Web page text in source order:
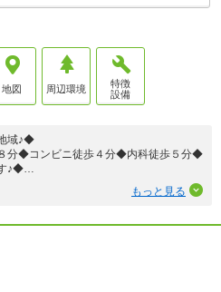
地図 周辺環境
特徴
設備
域♪◆
分◆コンビニ徒歩４分◆内科徒歩５分◆
♪◆
ｌｌ（リブオール）まで───◇◆
備♪子育中の社員が多いのでお子様連
もっと見る